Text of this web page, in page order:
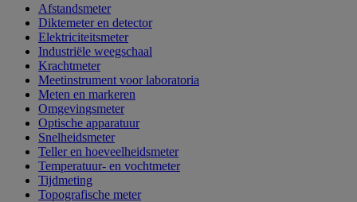
Afstandsmeter
Diktemeter en detector
Elektriciteitsmeter
Industriële weegschaal
Krachtmeter
Meetinstrument voor laboratoria
Meten en markeren
Omgevingsmeter
Optische apparatuur
Snelheidsmeter
Teller en hoeveelheidsmeter
Temperatuur- en vochtmeter
Tijdmeting
Topografische meter